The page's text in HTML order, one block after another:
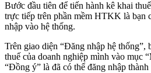
Bước đầu tiên để tiến hành kê khai
trực tiếp trên phần mềm HTKK là bạn
nhập vào hệ thống.
Trên giao diện “Đăng nhập hệ thống”,
thuế của doanh nghiệp mình vào mục
“Đồng ý” là đã có thể đăng nhập thành